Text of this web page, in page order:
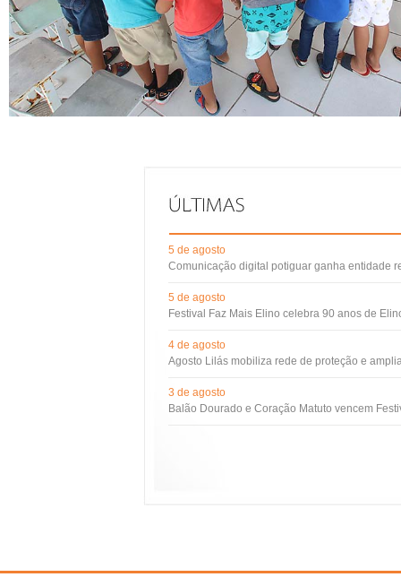
5 de agosto
Comunicação digital potiguar ganha entidade
5 de agosto
Festival Faz Mais Elino celebra 90 anos de
4 de agosto
Agosto Lilás mobiliza rede de proteção e
3 de agosto
Balão Dourado e Coração Matuto vencem